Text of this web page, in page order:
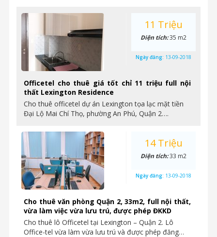
Officetel cho thuê giá tốt chỉ 11 triệu full nội
thất Lexington Residence
Cho thuê officetel dự án Lexington tọa lạc mặt tiền
Đại Lộ Mai Chí Thọ, phường An Phú, Quận 2….
11 Triệu
Diện tích:35 m2
Ngày đăng: 13-09-2018
Cho thuê văn phòng Quận 2, 33m2, full nội thất,
vừa làm việc vừa lưu trú, được phép ĐKKD
Cho thuê lô Officetel tại Lexington – Quận 2. Lô
Office-tel vừa làm vừa lưu trú và được phép đăng…
14 Triệu
Diện tích:33 m2
Ngày đăng: 13-09-2018